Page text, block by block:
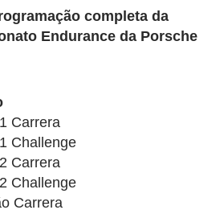
completa da
Endurance da Porsche
Carrera
Challenge
Carrera
Challenge
Carrera